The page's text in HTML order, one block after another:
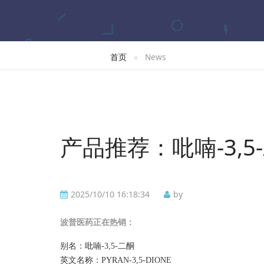
首页 News
产品推荐：吡喃-
2025/10/10 16:18:34 by
波普医药正在热销：
别名：吡喃-3,5-二酮
英文名称： PYRAN-3,5-DIONE